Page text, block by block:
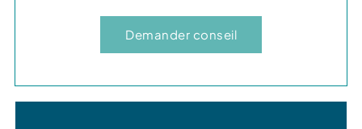
Demander conseil